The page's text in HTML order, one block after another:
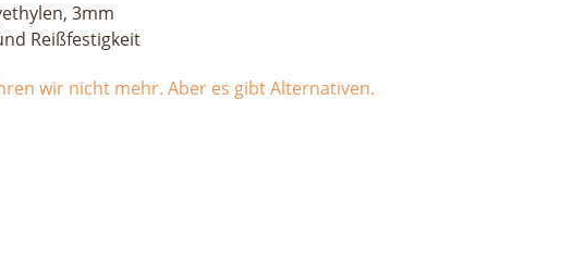
3mm
Reißfestigkeit
wir nicht mehr. Aber es gibt Alternativen.